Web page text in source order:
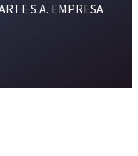
S.A. EMPRESA